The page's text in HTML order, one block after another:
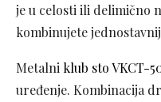
je u celosti ili delimično
kombinujete
Metalni klub sto VKCT-
uređenje. Kombinacija